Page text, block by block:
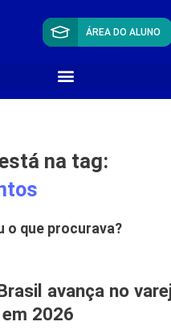
ÁREA DO ALUNO
na tag:
o que procurava?
avança no
2026